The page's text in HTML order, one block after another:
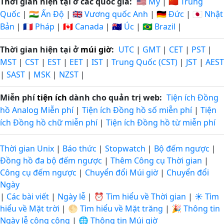
Quốc | 🇮🇳 Ấn Độ | 🇬🇧 Vương quốc Anh | 🇩🇪 Đức | 🇯🇵 Nhật
Bản | 🇫🇷 Pháp | 🇨🇦 Canada | 🇦🇺 Úc | 🇧🇷 Brazil |
Thời gian hiện tại ởmúi giờ: UTC | GMT | CET | PST |
MST | CST | EST | EET | IST | Trung Quốc (CST) | JST | AEST
| SAST | MSK | NZST |
Miễn phítiện ích dành cho quản trị web: Tiện ích Đồng
hồ Analog Miễn phí| Tiện ích Đồng hồ số miễn phí| Tiện
ích Đồng hồ chữ miễn phí| Tiện ích Đồng hồ từ miễn phí
Thời gian Unix | Báo thức | Stopwatch | Bộ đếm ngược |
Đồng hồ đa bộ đếm ngược | Thêm Công cụ Thời gian |
Công cụ đếm ngược | Chuyển đổi Múi giờ | Chuyển đổi
Ngày
| Các bài viết | Ngày lễ | ⏰ Tìm hiểu về Thời gian | ☀️ Tìm
hiểu về Mặt trời | 🌕 Tìm hiểu về Mặt trăng | 🎉 Thông tin
Ngày lễ công cộng | 🌐 Thông tin Múi giờ